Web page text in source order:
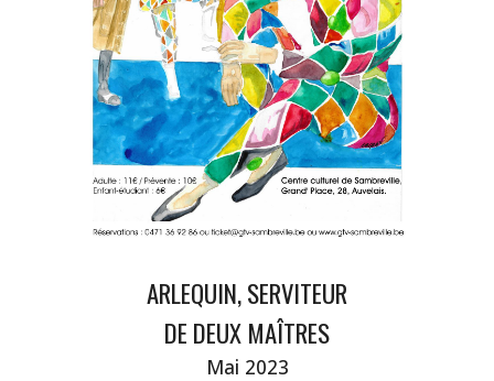
ARLEQUIN,SERVITEUR
DE DEUX MAÎTRES
Mai 2023